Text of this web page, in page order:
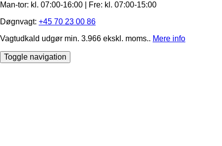
Man-tor: kl. 07:00-16:00 | Fre: ​kl. 07:00-15​:00
Døgnvagt: +45 70 23 00 86
Vagtudkald udgør min. 3.966 ekskl. moms.. Mere info
Toggle navigation